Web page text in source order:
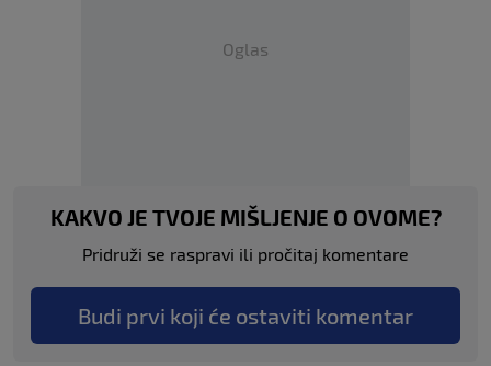
Oglas
KAKVO JE TVOJE MIŠLJENJE O OVOME?
Pridruži se raspravi ili pročitaj komentare
Budi prvi koji će ostaviti komentar